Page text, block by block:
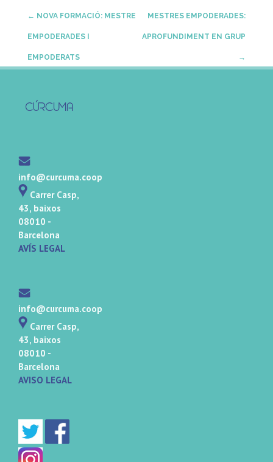
Post
navigation
← NOVA FORMACIÓ: MESTRE
EMPODERADES I
EMPODERATS
MESTRES EMPODERADES:
APROFUNDIMENT EN GRUP
→
info@curcuma.coop
Carrer Casp,
43, baixos
08010 -
Barcelona
AVÍS LEGAL
info@curcuma.coop
Carrer Casp,
43, baixos
08010 -
Barcelona
AVISO LEGAL